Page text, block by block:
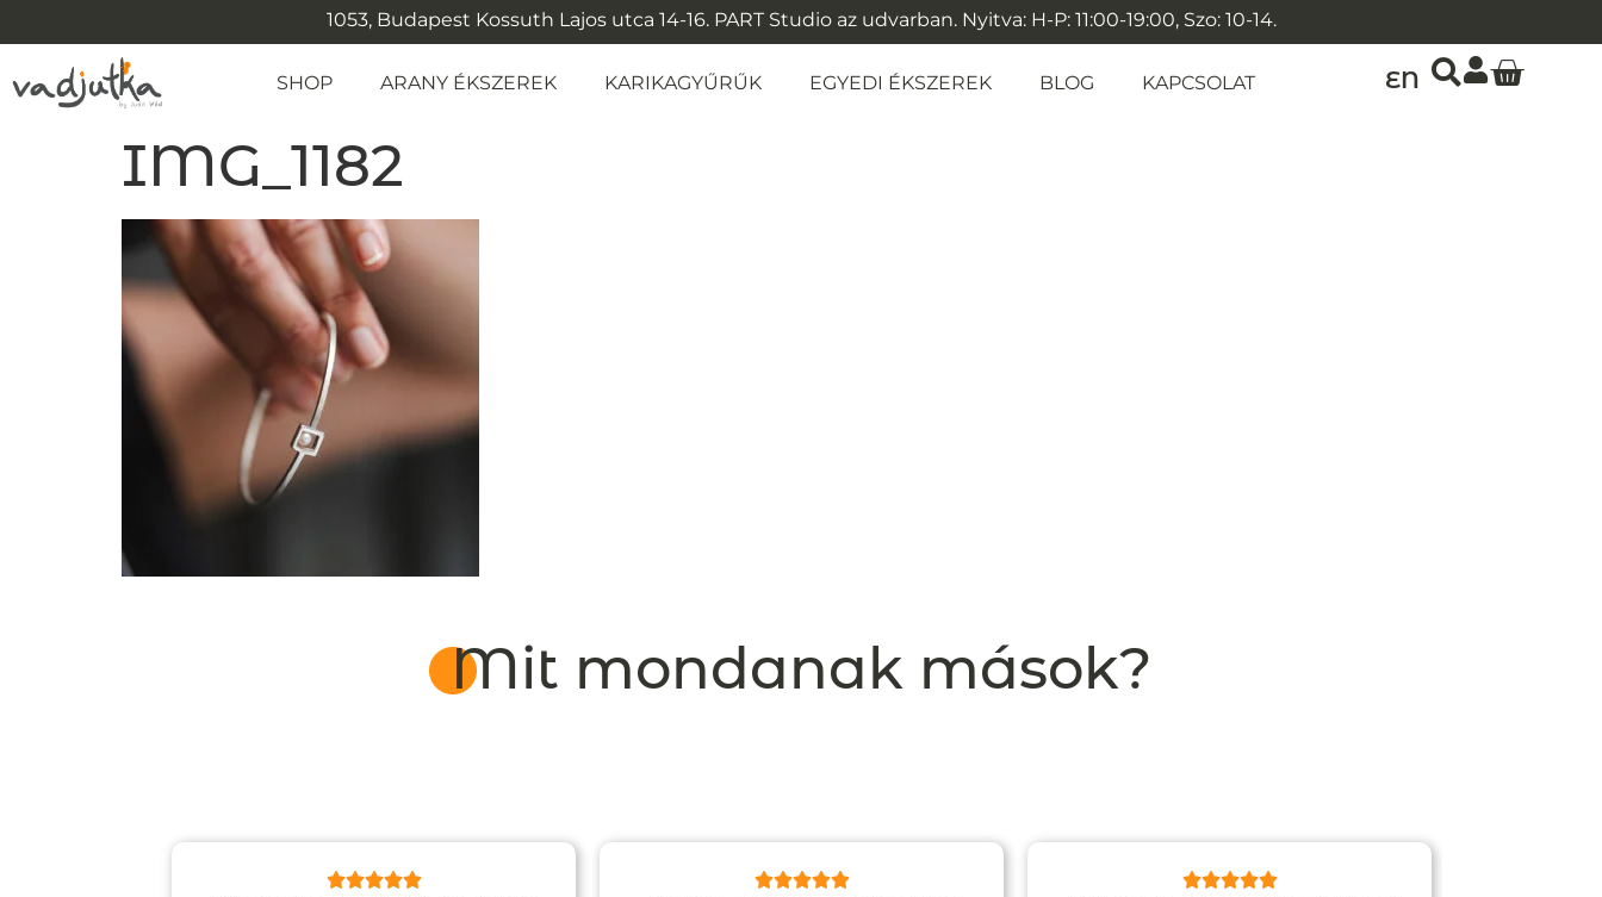
1053, Budapest Kossuth Lajos utca 14-16. PART Studio az udvarban. Nyitva: H-P: 11:00-19:00, Szo: 10-14.
SHOP ARANY ÉKSZEREK KARIKAGYŰRŰK EGYEDI ÉKSZEREK BLOG KAPCSOLAT EN
IMG_1182
Mit mondanak mások?